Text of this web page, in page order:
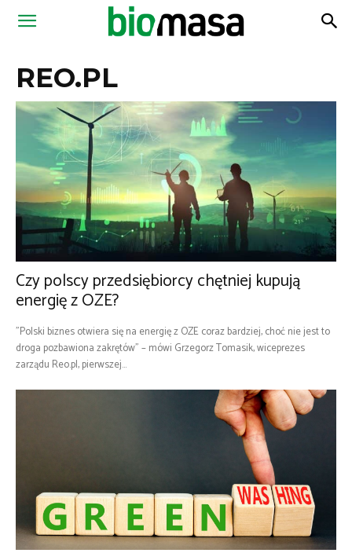
Magazyn
REO.PL
Czy polscy przedsiębiorcy chętniej kupują
energię z OZE?
"Polski biznes otwiera się na energię z OZE coraz bardziej, choć nie jest to
droga pozbawiona zakrętów" – mówi Grzegorz Tomasik, wiceprezes
zarządu Reo.pl, pierwszej...